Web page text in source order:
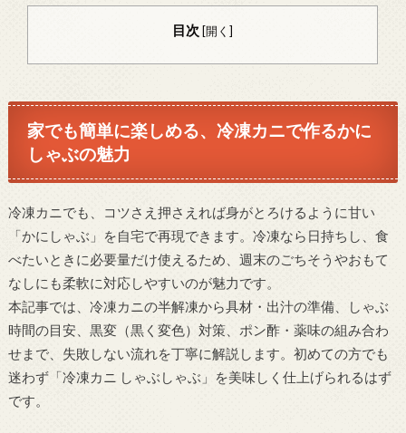
目次 [開く]
家でも簡単に楽しめる、冷凍カニで作るかに
しゃぶの魅力
冷凍カニでも、コツさえ押さえれば身がとろけるように甘い
「かにしゃぶ」を自宅で再現できます。冷凍なら日持ちし、食
べたいときに必要量だけ使えるため、週末のごちそうやおもて
なしにも柔軟に対応しやすいのが魅力です。
本記事では、冷凍カニの半解凍から具材・出汁の準備、しゃぶ
時間の目安、黒変（黒く変色）対策、ポン酢・薬味の組み合わ
せまで、失敗しない流れを丁寧に解説します。初めての方でも
迷わず「冷凍カニ しゃぶしゃぶ」を美味しく仕上げられるはず
です。